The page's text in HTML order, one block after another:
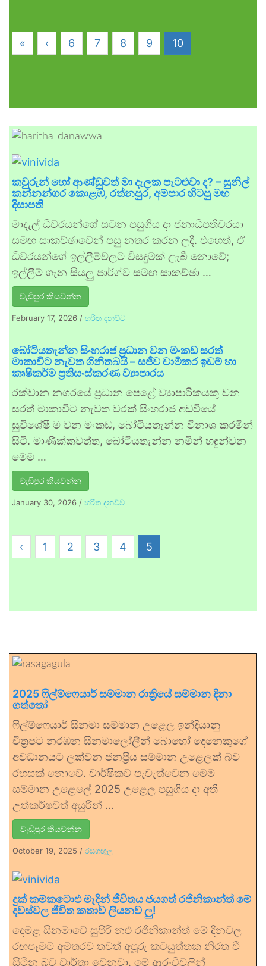
« ‹ 6 7 8 9 10
කවුරුන් හෝ ආණ්ඩුවත් මා දැලක පැටළුවා ද? – සුනිල්
කන්නන්ගර කොළඹ, රත්නපුර, අම්පාර හිටපු මහ
දිසාපති
මාදැල් ධීවරයන්ගේ සටන පසුගිය දා ජනාධිපතිවරයා
සමඟ සාකච්ඡාවෙන් පසු නතර කරන ලදී. එහෙත්, ඒ
ධීවරයන්ගේ ඉල්ලීම්වලට විසඳුමක් ලැබී නොවේ;
ඉල්ලීම් ගැන සියලු පාර්ශ්ව සමඟ සාකච්ඡා …
වැඩිපුර කියවන්න
February 17, 2026 / හරිත දනව්ව
බෝටියතැන්න සිංහරාජ ප්‍රධාන වන මංකඩ සරත්
මාකාවිට නැවත ගිනිතබයි – සජීව චාමිකර ඉඩම් හා
කෘෂිකර්ම ප්‍රතිසංස්කරණ ව්‍යාපාරය
රක්වාන නගරයේ ප්‍රධාන පෙළේ ව්‍යාපාරිකයකු වන
සරත් මාකාවිට නැවත වරක් සිංහරාජ අඩවියේ
සුවිශේෂී ම වන මංකඩ, බෝටියතැන්න විනාශ කරමින්
සිටී. මාණික්කවත්ත, බෝටියතැන්න නමින් හඳුන්වන
මෙම …
වැඩිපුර කියවන්න
January 30, 2026 / හරිත දනව්ව
‹ 1 2 3 4 5
2025 ෆිල්ම්ෆෙයාර් සම්මාන රාත්‍රියේ සම්මාන දිනා
ගත්තෝ
ෆිල්ම්ෆෙයාර් සිනමා සම්මාන උළෙල ඉන්දියානු
චිත්‍රපට නරඹන සිනමාලෝලීන් බොහෝ දෙනෙකුගේ
අවධානයට ලක්වන ජනප්‍රිය සම්මාන උළෙලක් බව
රහසක් නොවේ. වාර්ෂිකව පැවැත්වෙන මෙම
සම්මාන උළෙලේ 2025 උළෙල පසුගිය දා අති
උත්කර්ෂවත් අයුරින් …
වැඩිපුර කියවන්න
October 19, 2025 / රසගඟුල
දුක් කම්කටොළු මැදින් ජීවිතය ජයගත් රජිනිකාන්ත් මේ
දවස්වල ජීවිත කතාව ලියනව ලු!
දෙමළ සිනමාවේ සුපිරි නළු රජිනිකාන්ත් මේ දිනවල
රඟපෑමට අමතරව තවත් අපූරු කටයුත්තක නිරත වී
සිටින බව වාර්තා වෙනවා. මේ ආරංචිවලින්